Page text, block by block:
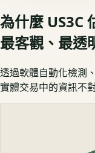
為什麼 US3C
最客觀、最透
透過軟體自動化檢測
實體交易中的資訊不